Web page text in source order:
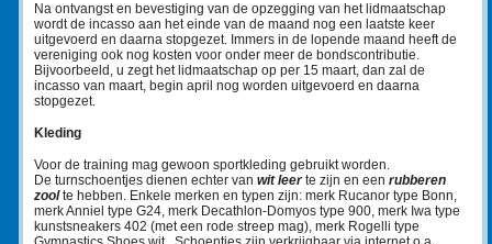
Na ontvangst en bevestiging van de opzegging van het lidmaatschap
wordt de incasso aan het einde van de maand nog een laatste keer
uitgevoerd en daarna stopgezet. Immers in de lopende maand heeft de
vereniging ook nog kosten voor onder meer de bondscontributie.
Bijvoorbeeld, u zegt het lidmaatschap op per 15 maart, dan zal de
incasso van maart, begin april nog worden uitgevoerd en daarna
stopgezet.
Kleding
Voor de training mag gewoon sportkleding gebruikt worden.
De turnschoentjes dienen echter vanwit leerte zijn en een rubberen
zoolte hebben. Enkele merken en typen zijn: merk Rucanor type Bonn,
merk Anniel type G24, merk Decathlon-Domyos type 900, merk Iwa type
kunstsneakers 402 (met een rode streep mag), merk Rogelli type